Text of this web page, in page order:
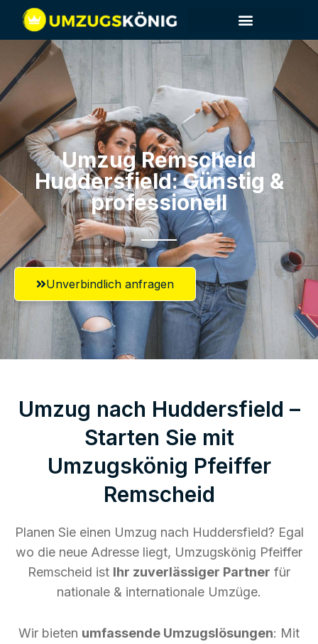
Umzug Remscheid​
Huddersfield: Günstig &
professionell​
Unverbindlich anfragen
Umzug nach Huddersfield –
Starten Sie mit
Umzugskönig Pfeiffer
Remscheid
Planen Sie einen Umzug nach Huddersfield? Egal
wo die neue Adresse liegt, Umzugskönig Pfeiffer
Remscheid ist Ihr zuverlässiger Partner für
nationale & internationale Umzüge.
Wir bieten umfassende Umzugslösungen: Mit